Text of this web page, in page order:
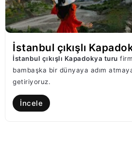
İstanbul çıkışlı
İstanbul çıkışlı Kapadokya turu
bambaşka bir dünyaya adım
getiriyoruz.
İncele